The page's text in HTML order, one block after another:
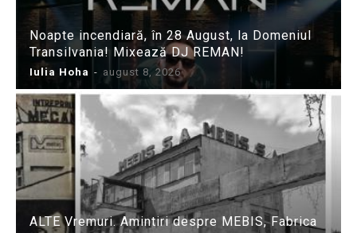
Noapte incendiară, în 28 August, la Domeniul
Transilvania! Mixează DJ REMAN!
Iulia Hoha - august 8, 2026
ALTE Vremuri. Amintiri despre MEBIS, Fabrica